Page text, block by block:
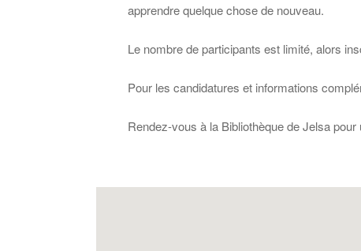
apprendre quelque chose de nouveau.
Le nombre de participants est limité, alors
Pour les candidatures et informations
Rendez-vous à la Bibliothèque de Jelsa